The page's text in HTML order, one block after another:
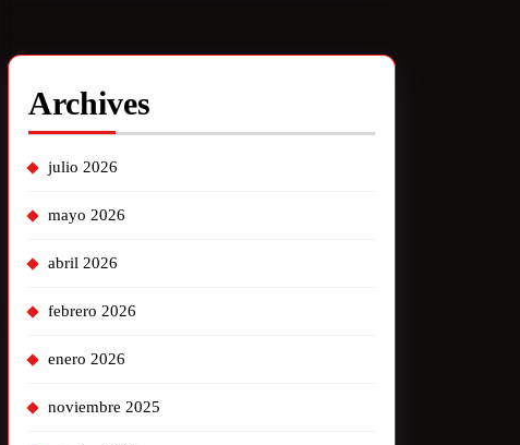
Archives
julio 2026
mayo 2026
abril 2026
febrero 2026
enero 2026
noviembre 2025